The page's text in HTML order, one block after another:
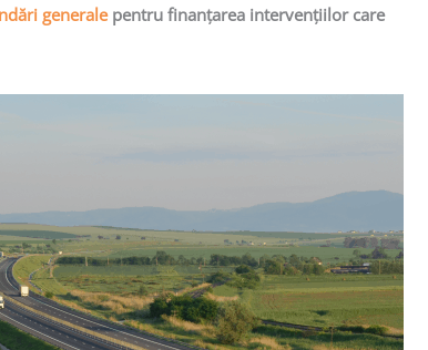
generalepentru finanțarea intervențiilor care